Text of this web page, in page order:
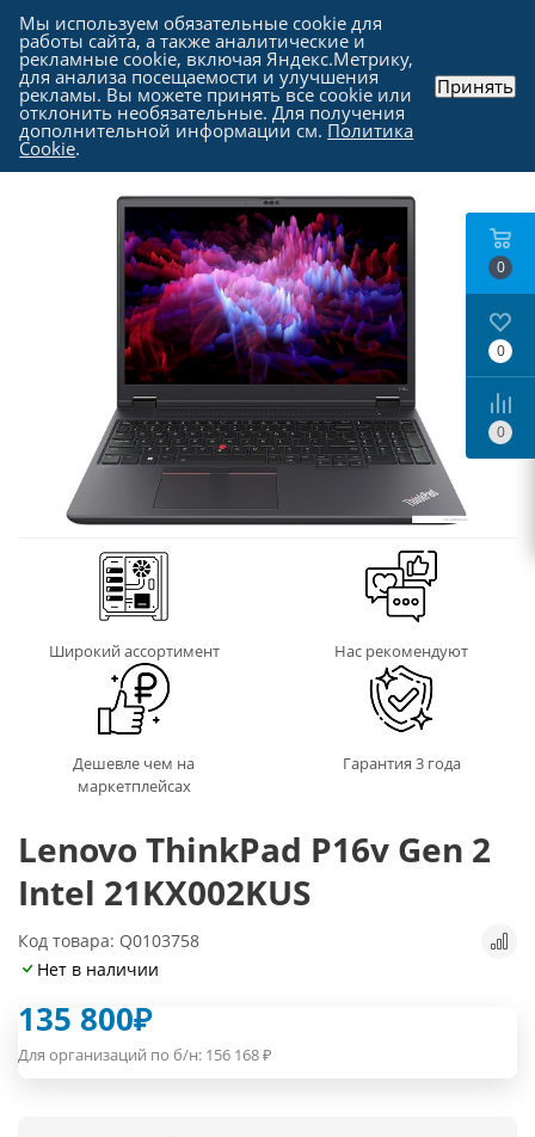
Каталог - Ноутбуки, моноблоки и прочие
-
Ноутбуки в Москве
Широкий ассортимент Нас рекомендуют
Дешевле чем на
маркетплейсах
Гарантия 3 года
Lenovo ThinkPad P16v Gen 2
Intel 21KX002KUS
Код товара: Q0103758
Нет в наличии
135 800₽
Для организаций по б/н: 156 168₽
0
0
0
Мы используем обязательные cookie для
работы сайта, а также аналитические и
рекламные cookie, включая Яндекс.Метрику,
для анализа посещаемости и улучшения
рекламы. Вы можете принять все cookie или
отклонить необязательные. Для получения
дополнительной информации см. Политика
Cookie.
Принять